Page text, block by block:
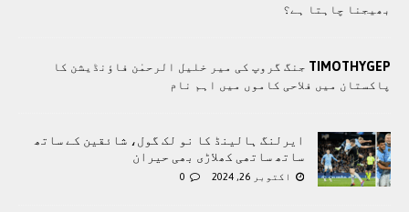
بھیجنا چاہتا ہے؟
TIMOTHYGEP جنگ گروپ کی میر خلیل الرحمٰن فاؤنڈیشن کا
پاکستان میں فلاحی کاموں ميں اہم نام
ایرلنگ ہالینڈ کا نو لک گول، شائقین کے ساتھ
ساتھ ساتھی کھلاڑی بھی حیران
اکتوبر 26, 2024 0